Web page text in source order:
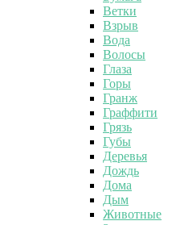
Ветки
Взрыв
Вода
Волосы
Глаза
Горы
Гранж
Граффити
Грязь
Губы
Деревья
Дождь
Дома
Дым
Животные